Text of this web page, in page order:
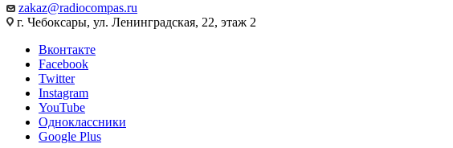
zakaz@radiocompas.ru
г. Чебоксары, ул. Ленинградская, 22, этаж 2
Вконтакте
Facebook
Twitter
Instagram
YouTube
Одноклассники
Google Plus